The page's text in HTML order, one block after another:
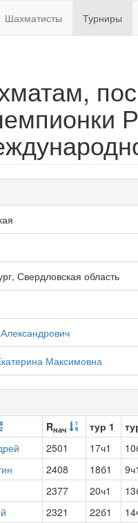
Шахматисты Турниры
Свердловская область
Максимовна
Rнач тур 1
2501 17ч1
2408 18б1 9ч1
2377 20ч1
2321 22б1